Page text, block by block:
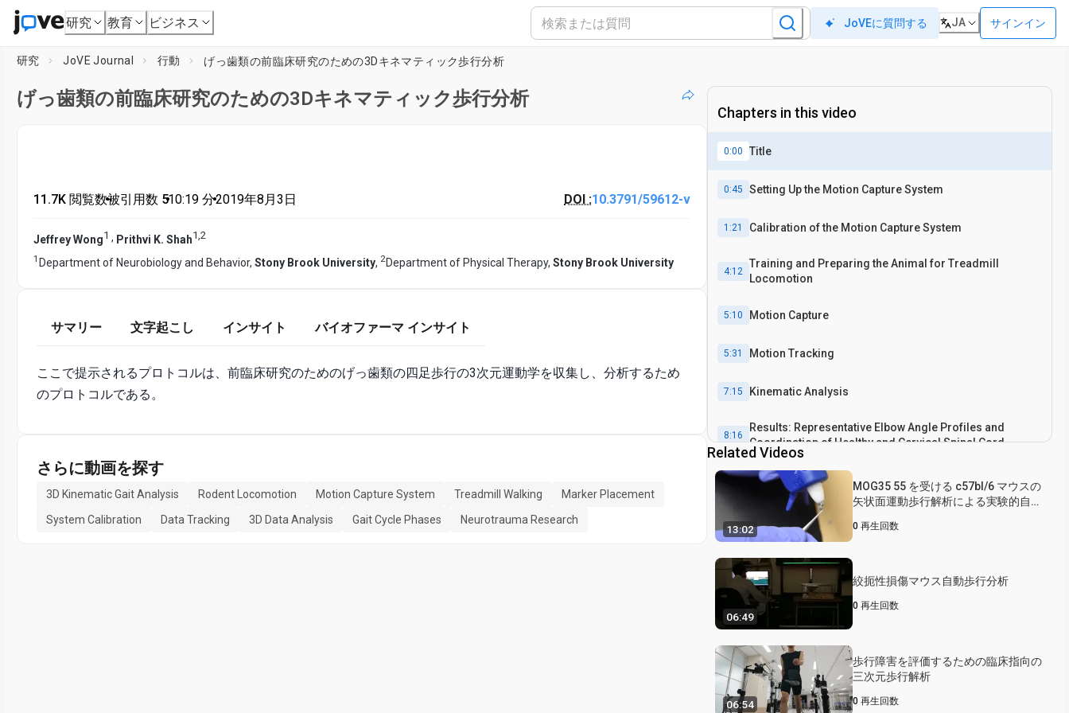
研究 教育 ビジネス JoVEに質問する JA サインイン
研究 JoVE Journal 行動 げっ歯類の前臨床研究のための3Dキネマティック歩行分析
げっ歯類の前臨床研究のための3Dキネマティック歩行分析
11.7K 閲覧数•被引用数 5•10:19 分•2019年8月3日 DOI :10.3791/59612-v
Jeffrey Wong1 , Prithvi K. Shah1,2
1 Department of Neurobiology and Behavior, Stony Brook University, 2Department of Physical Therapy, Stony Brook University
サマリー 文字起こし インサイト バイオファーマ インサイト
ここで提示されるプロトコルは、前臨床研究のためのげっ歯類の四足歩行の3次元運動学を収集し、分析するため
のプロトコルである。
さらに動画を探す
3D Kinematic Gait Analysis Rodent Locomotion Motion Capture System Treadmill Walking
Marker Placement
System Calibration
Data Tracking 3D Data Analysis Gait Cycle Phases Neurotrauma Research
Chapters in this video
0:00 Title
0:45 Setting Up the Motion Capture System
1:21 Calibration of the Motion Capture System
4:12
Training and Preparing the Animal for Treadmill
Locomotion
5:10 Motion Capture
5:31 Motion Tracking
7:15 Kinematic Analysis
8:16
Results: Representative Elbow Angle Profiles and
Coordination of Healthy and Cervical Spinal Cord
Injured Rat
9:36 Conclusion
Related Videos
13:02
MOG35 55 を受ける c57bl/6 マウスの
矢状面運動歩行解析による実験的自己
0 再生回数
06:49
絞扼性損傷マウス自動歩行分析
0 再生回数
06:54
歩行障害を評価するための臨床指向の
三次元歩行解析
0 再生回数